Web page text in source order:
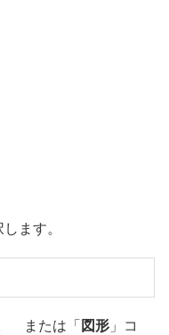
ます。
または「 図形 」コ